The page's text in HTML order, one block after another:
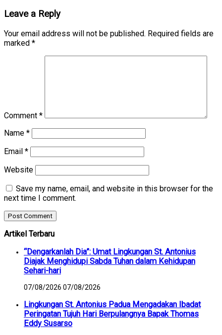
Leave a Reply
Your email address will not be published. Required fields are
marked *
Comment *
Name *
Email *
Website
Save my name, email, and website in this browser for the
next time I comment.
Artikel Terbaru
“Dengarkanlah Dia”: Umat Lingkungan St. Antonius
Diajak Menghidupi Sabda Tuhan dalam Kehidupan
Sehari-hari
07/08/2026 07/08/2026
Lingkungan St. Antonius Padua Mengadakan Ibadat
Peringatan Tujuh Hari Berpulangnya Bapak Thomas
Eddy Susarso